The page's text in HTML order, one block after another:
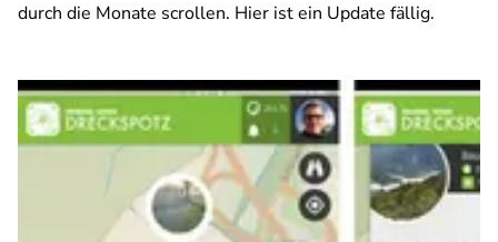
durch die Monate scrollen. Hier ist ein Update fällig.